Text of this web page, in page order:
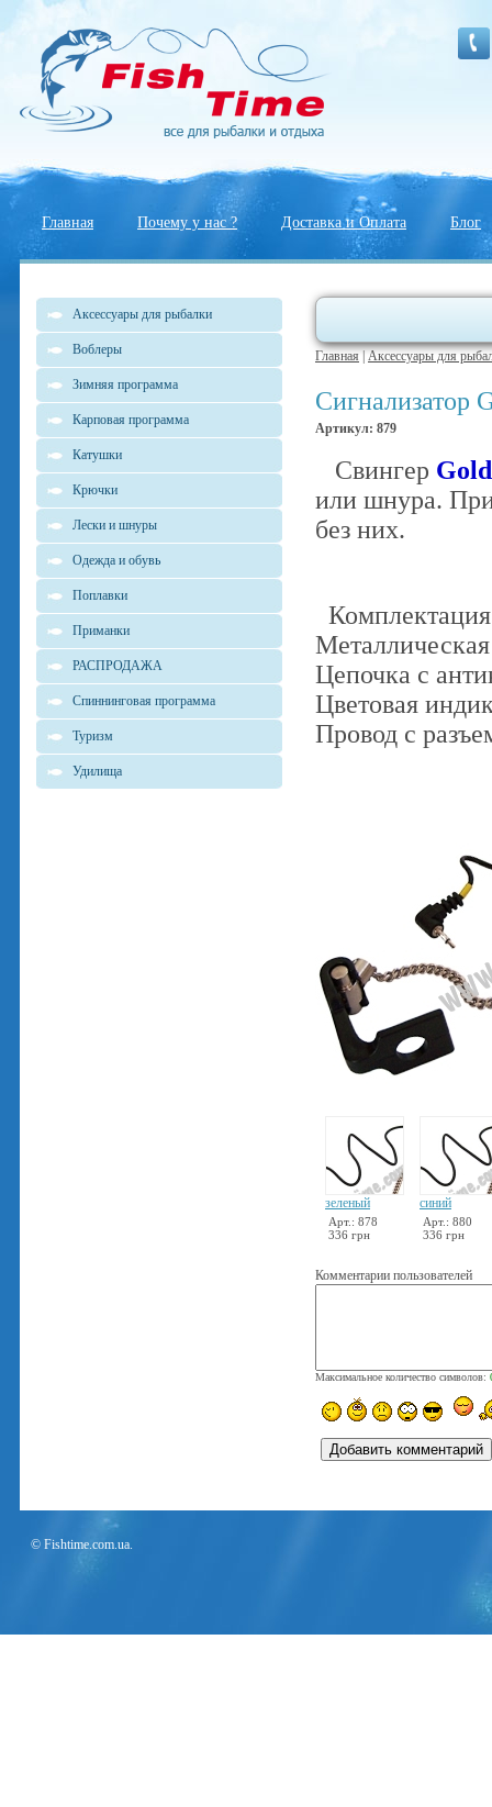
Главная Почему у нас ? Доставка и Оплата Блог
Аксессуары для рыбалки
Воблеры
Зимняя программа
Карповая программа
Катушки
Крючки
Лески и шнуры
Одежда и обувь
Поплавки
Приманки
РАСПРОДАЖА
Спиннинговая программа
Туризм
Удилища
Главная Аксессуары для
Сигнализатор
Артикул: 879
Свингер
или шнура.
без них.
Цепочка с
Цветовая
Провод с
зеленый
Арт.: 878
336 грн
синий
Арт.: 880
336 грн
Комментарии пользователей
Максимальное количество символов:
© Fishtime.com.ua.